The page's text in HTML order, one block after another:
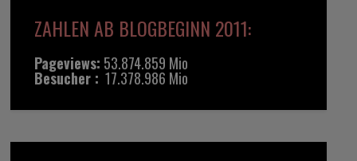
ZAHLEN AB BLOGBEGINN 2011:
Pageviews: 53.874.859 Mio
Besucher : 17.378.986 Mio